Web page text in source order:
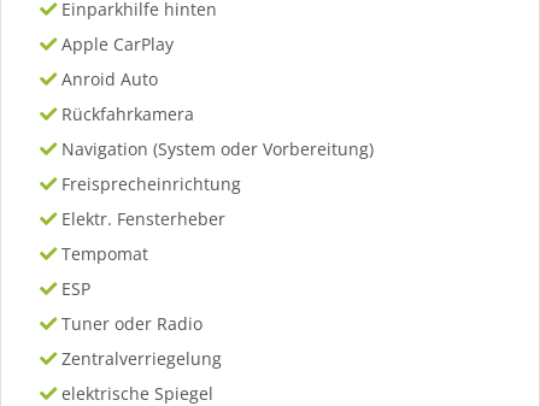
Einparkhilfe hinten
Apple CarPlay
Anroid Auto
Rückfahrkamera
Navigation (System oder Vorbereitung)
Freisprecheinrichtung
Elektr. Fensterheber
Tempomat
ESP
Tuner oder Radio
Zentralverriegelung
elektrische Spiegel